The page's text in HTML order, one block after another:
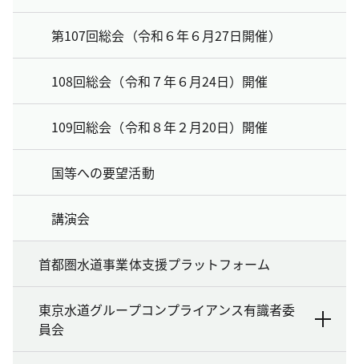
第107回総会（令和６年６月27日開催）
108回総会（令和７年６月24日）開催
109回総会（令和８年２月20日）開催
国等への要望活動
講演会
首都圏水道事業体支援プラットフォーム
東京水道グループコンプライアンス有識者委
員会